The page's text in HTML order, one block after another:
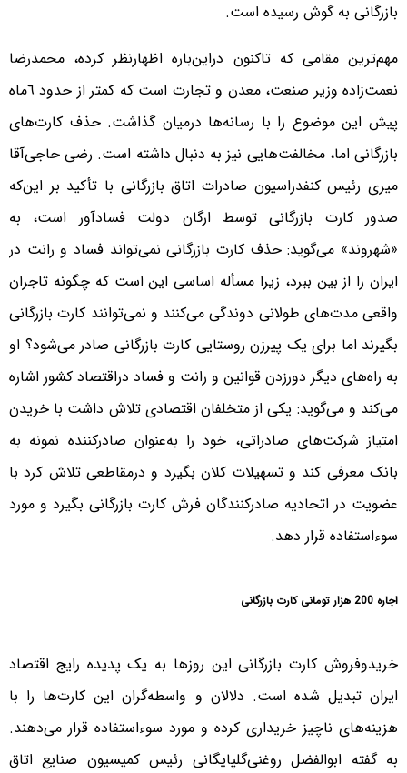
بازرگانی به گوش رسیده است.
مهم‌ترین مقامی که تاکنون دراین‌باره اظهارنظر کرده، محمدرضا
نعمت‌زاده وزیر صنعت، معدن و تجارت است که کمتر از حدود ٦ماه
پیش این موضوع را با رسانه‌ها درمیان گذاشت. حذف کارت‌های
بازرگانی اما، مخالفت‌هایی نیز به دنبال داشته است. رضی حاجی‌آقا
میری رئیس کنفدراسیون صادرات اتاق بازرگانی با تأکید بر این‌که
صدور کارت بازرگانی توسط ارگان دولت فسادآور است، به
«شهروند» می‌گوید: حذف کارت بازرگانی نمی‌تواند فساد و رانت در
ایران را از بین ببرد، زیرا مسأله اساسی این است که چگونه تاجران
واقعی مدت‌های طولانی دوندگی می‌کنند و نمی‌توانند کارت بازرگانی
بگیرند اما برای یک پیرزن روستایی کارت بازرگانی صادر می‌شود؟ او
به راه‌های دیگر دورزدن قوانین و رانت و فساد دراقتصاد کشور اشاره
می‌کند و می‌گوید: یکی از متخلفان اقتصادی تلاش داشت با خریدن
امتیاز شرکت‌های صادراتی، خود را به‌عنوان صادرکننده نمونه به
بانک معرفی کند و تسهیلات کلان بگیرد و درمقاطعی تلاش کرد با
عضویت در اتحادیه صادرکنندگان فرش کارت بازرگانی بگیرد و مورد
سوءاستفاده قرار دهد.
اجاره 200 هزار تومانی کارت بازرگانی
خریدوفروش کارت بازرگانی این روزها به یک پدیده رایج اقتصاد
ایران تبدیل شده است. دلالان و واسطه‌گران این کارت‌ها را با
هزینه‌های ناچیز خریداری کرده و مورد سوءاستفاده قرار می‌دهند.
به گفته ابوالفضل روغنی‌گلپایگانی رئیس کمیسیون صنایع اتاق